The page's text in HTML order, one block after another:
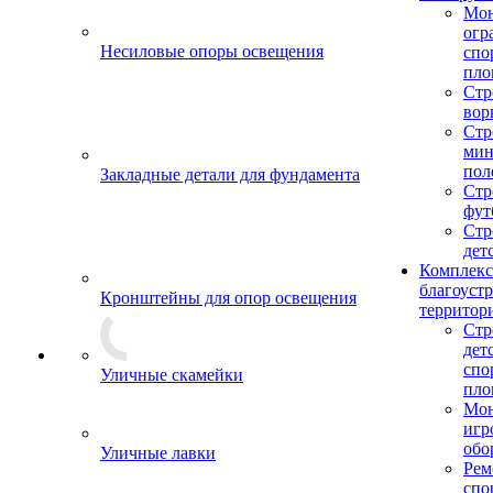
Несиловые опоры освещения
Закладные детали для фундамента
Кронштейны для опор освещения
Уличные скамейки
Уличные лавки